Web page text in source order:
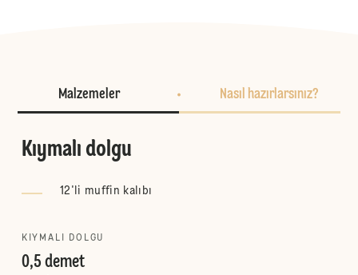
Malzemeler Nasıl hazırlarsınız?
Kıymalı dolgu
12'li muffin kalıbı
KIYMALI DOLGU
0,5 demet